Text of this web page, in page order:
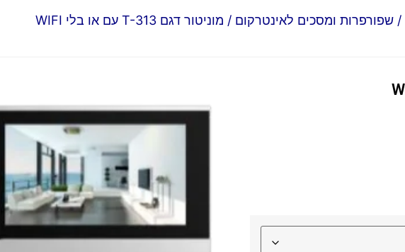
/ שפורפרות ומסכים לאינטרקום / מוניטור דגם T-313 עם או בלי WIFI